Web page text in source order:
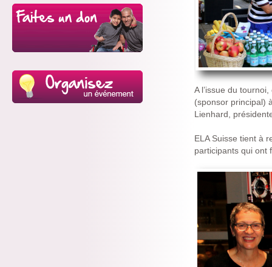
A l’issue du
(sponsor principal)
Lienhard,
ELA Suisse tient à
participants qui ont